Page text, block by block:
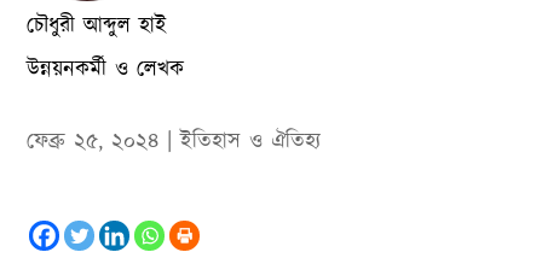
চৌধুরী আব্দুল হাই
উন্নয়নকর্মী ও লেখক
ফেব্রু ২৫, ২০২৪ |ইতিহাস ও ঐতিহ‌্য